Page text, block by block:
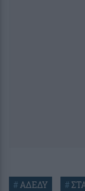
# ΑΔΕΔΥ #